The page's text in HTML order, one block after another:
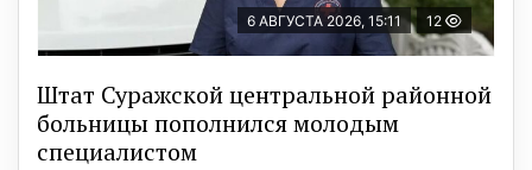
6 АВГУСТА 2026, 15:11 12
Штат Суражской центральной районной
больницы пополнился молодым
специалистом